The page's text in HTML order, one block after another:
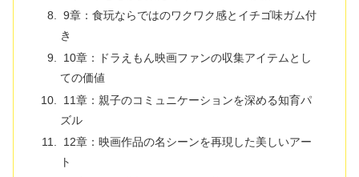
9章：食玩ならではのワクワク感とイチゴ味ガム付
き
10章：ドラえもん映画ファンの収集アイテムとし
ての価値
11章：親子のコミュニケーションを深める知育パ
ズル
12章：映画作品の名シーンを再現した美しいアー
ト